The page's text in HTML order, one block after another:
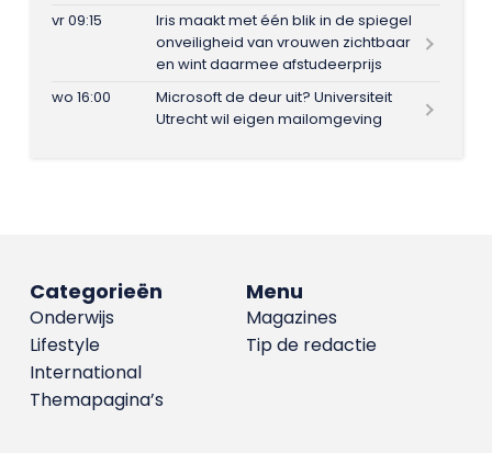
vr 09:15
Iris maakt met één blik in de spiegel
onveiligheid van vrouwen zichtbaar
en wint daarmee afstudeerprijs
wo 16:00
Microsoft de deur uit? Universiteit
Utrecht wil eigen mailomgeving
Menu
Magazines
Tip de redactie
Categorieën
Onderwijs
Lifestyle
International
Themapagina’s